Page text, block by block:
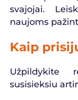
svajojai.
naujoms
Kaip
Užpildykite
susisieksiu